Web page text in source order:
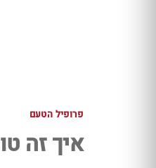
פרופיל הטעם
איך זה